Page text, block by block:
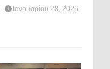
Ιανουαρίου 28, 2026